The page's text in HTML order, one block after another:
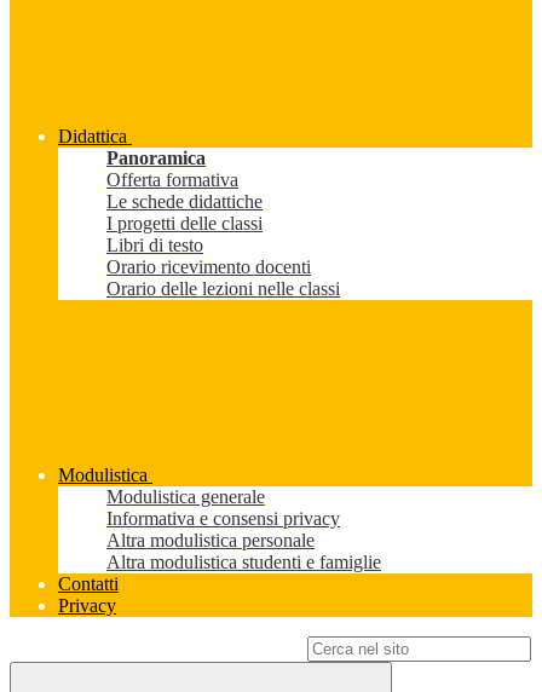
Didattica
Panoramica
Offerta formativa
Le schede didattiche
I progetti delle classi
Libri di testo
Orario ricevimento docenti
Orario delle lezioni nelle classi
Modulistica
Modulistica generale
Informativa e consensi privacy
Altra modulistica personale
Altra modulistica studenti e famiglie
Contatti
Privacy